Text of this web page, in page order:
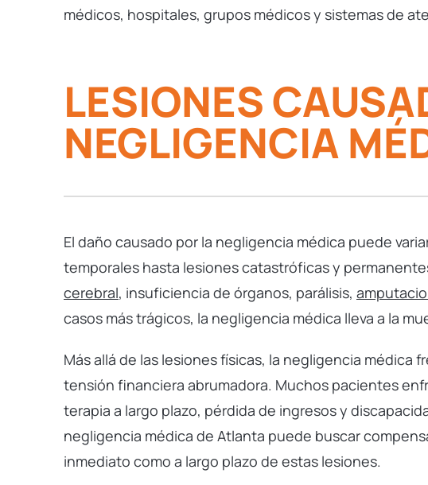
médicos, hospitales, grupos médicos y sistemas de
LESIONES
NEGLIGENCIA
El daño causado por la negligencia médica puede
temporales hasta lesiones catastróficas y
cerebral, insuficiencia de órganos, parálisis,
casos más trágicos, la negligencia médica lleva a la
Más allá de las lesiones físicas, la negligencia médica
tensión financiera abrumadora. Muchos pacientes
terapia a largo plazo, pérdida de ingresos y
negligencia médica de Atlanta puede buscar
inmediato como a largo plazo de estas lesiones.